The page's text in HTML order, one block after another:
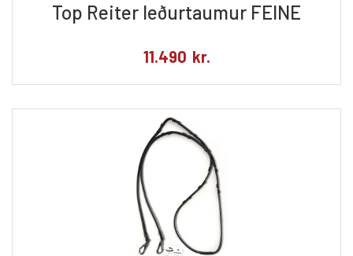
Top Reiter leðurtaumur FEINE
11.490 kr.